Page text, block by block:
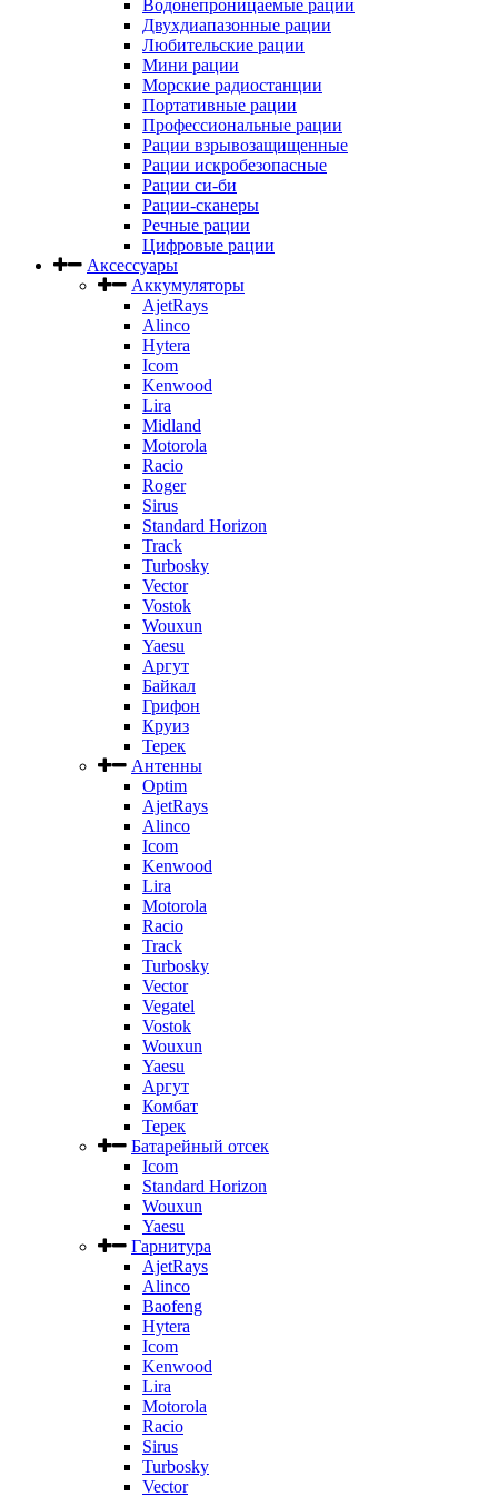
Водонепроницаемые рации
Двухдиапазонные рации
Любительские рации
Мини рации
Морские радиостанции
Портативные рации
Профессиональные рации
Рации взрывозащищенные
Рации искробезопасные
Рации си-би
Рации-сканеры
Речные рации
Цифровые рации
Аксессуары
Аккумуляторы
AjetRays
Alinco
Hytera
Icom
Kenwood
Lira
Midland
Motorola
Racio
Roger
Sirus
Standard Horizon
Track
Turbosky
Vector
Vostok
Wouxun
Yaesu
Аргут
Байкал
Грифон
Круиз
Терек
Антенны
Optim
AjetRays
Alinco
Icom
Kenwood
Lira
Motorola
Racio
Track
Turbosky
Vector
Vegatel
Vostok
Wouxun
Yaesu
Аргут
Комбат
Терек
Батарейный отсек
Icom
Standard Horizon
Wouxun
Yaesu
Гарнитура
AjetRays
Alinco
Baofeng
Hytera
Icom
Kenwood
Lira
Motorola
Racio
Sirus
Turbosky
Vector